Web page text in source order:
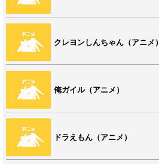
クレヨンしんちゃん（アニメ）
俺ガイル（アニメ）
ドラえもん（アニメ）